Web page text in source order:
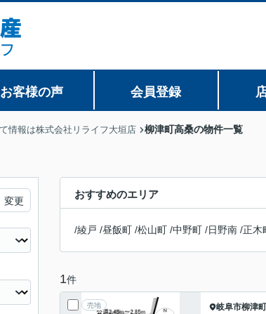
お客様の声 会員登録
情報は株式会社リライフ大垣店 柳津町高桑の物件一覧
おすすめのエリア
/綾戸 /昼飯町 /松山町 /中野町 /日野南 /正木
1件
売地 岐阜市柳津
変更